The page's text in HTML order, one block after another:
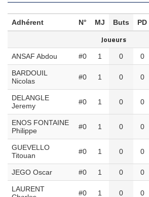
Adhérent N° MJ Buts PD
Joueurs
ANSAF Abdou #0 1 0 0
BARDOUIL
Nicolas
#0 1 0 0
DELANGLE
Jeremy
#0 1 0 0
ENOS FONTAINE
Philippe
#0 1 0 0
GUEVELLO
Titouan
#0 1 0 0
JEGO Oscar #0 1 0 0
LAURENT
#0 1 0 0